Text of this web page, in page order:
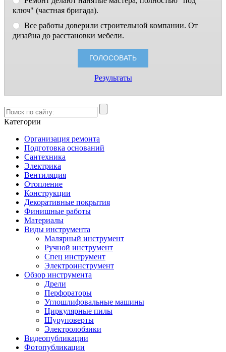
ключ" (частная бригада).
Все работы доверили строительной компании. От
дизайна до расстановки мебели.
Результаты
Категории
Организация ремонта
Подготовка оснований
Сантехника
Электрика
Вентиляция
Отопление
Конструкции
Декоративные покрытия
Финишные работы
Материалы
Виды инструмента
Малярный инструмент
Ручной инструмент
Спец инструмент
Электроинструмент
Обзор инструмента
Дрели
Перфораторы
Углошлифовальные машины
Циркулярные пилы
Шуруповерты
Электролобзики
Видеопубликации
Фотопубликации